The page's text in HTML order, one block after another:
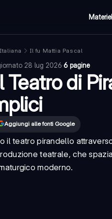
Materie
Il fu Mattia Pascal
28 lug 2026·6 pagine
di
Aggiungi alle fonti Google
ilteatro pirandello
teatrale, che
moderno.